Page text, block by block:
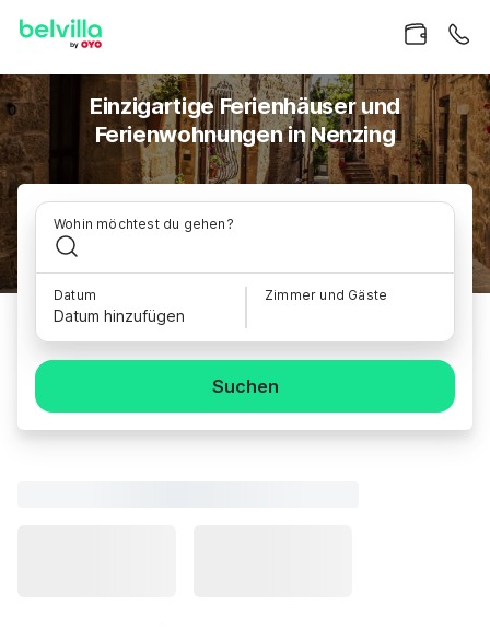
Einzigartige Ferienhäuser und
Ferienwohnungen in Nenzing
Wohin möchtest du gehen?
Datum
Datum hinzufügen
Zimmer und Gäste
Suchen